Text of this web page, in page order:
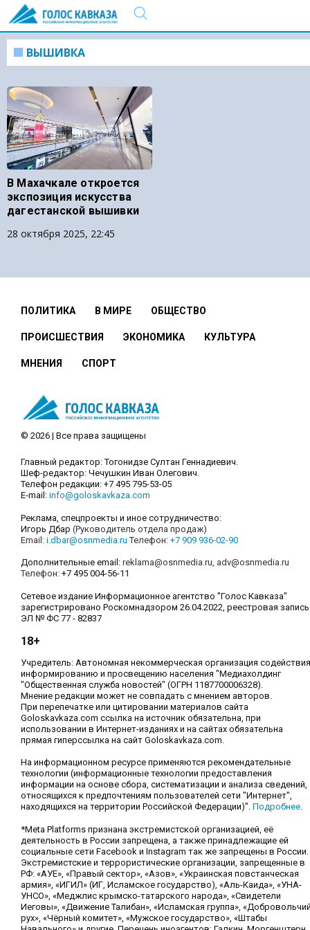
ВЫШИВКА
В Махачкале откроется
экспозиция искусства
дагестанской вышивки
28 октября 2025, 22:45
ПОЛИТИКА В МИРЕ ОБЩЕСТВО
ПРОИСШЕСТВИЯ ЭКОНОМИКА КУЛЬТУРА
МНЕНИЯ СПОРТ
© 2026 | Все права защищены
Главный редактор: Тогонидзе Султан Геннадиевич.
Шеф-редактор: Чечушкин Иван Олегович.
Телефон редакции: +7 495 795-53-05
E-mail: info@goloskavkaza.com
Реклама, спецпроекты и иное сотрудничество:
Игорь Дбар (Руководитель отдела продаж)
Email: i.dbar@osnmedia.ru Телефон: +7 909 936-02-90
Дополнительные email: reklama@osnmedia.ru, adv@osnmedia.ru
Телефон: +7 495 004-56-11
Сетевое издание Информационное агентство "Голос Кавказа"
зарегистрировано Роскомнадзором 26.04.2022, реестровая запись
ЭЛ № ФС 77 - 82837
18+
Учредитель: Автономная некоммерческая организация содействия
информированию и просвещению населения "Медиахолдинг
"Общественная служба новостей" (ОГРН 1187700006328).
Мнение редакции может не совпадать с мнением авторов.
При перепечатке или цитировании материалов сайта
Goloskavkaza.com ссылка на источник обязательна, при
использовании в Интернет-изданиях и на сайтах обязательна
прямая гиперссылка на сайт Goloskavkaza.com.
На информационном ресурсе применяются рекомендательные
технологии (информационные технологии предоставления
информации на основе сбора, систематизации и анализа сведений,
относящихся к предпочтениям пользователей сети "Интернет",
находящихся на территории Российской Федерации)". Подробнее.
*Meta Platforms признана экстремистской организацией, её
деятельность в России запрещена, а также принадлежащие ей
социальные сети Facebook и Instagram так же запрещены в России.
Экстремистские и террористические организации, запрещенные в
РФ: «АУЕ», «Правый сектор», «Азов», «Украинская повстанческая
армия», «ИГИЛ» (ИГ, Исламское государство), «Аль-Каида», «УНА-
УНСО», «Меджлис крымско-татарского народа», «Свидетели
Иеговы», «Движение Талибан», «Исламская группа»,
рух», «Чёрный комитет», «Мужское государство», «Штабы